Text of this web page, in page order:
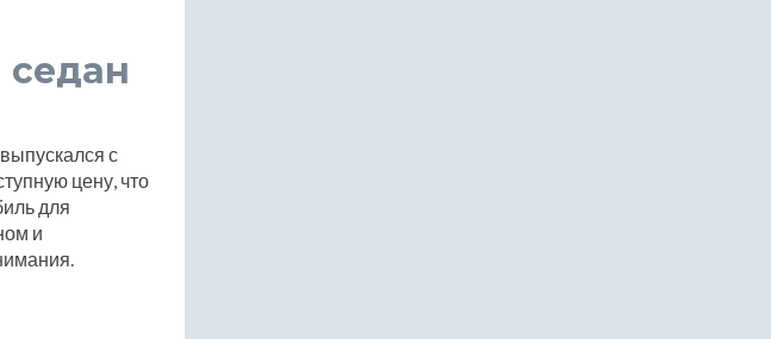
седан
с
цену, что
для
и